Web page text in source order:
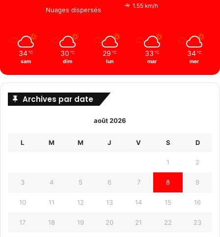
Nuages ​​dispersés
1.55 km/h
34 ℃
sam
30 ℃
dim
29 ℃
lun
33 ℃
mar
34 ℃
mer
Archives par date
août 2026
L M M J V S D
1 2
3 4 5 6 7 8 9
10 11 12 13 14 15 16
17 18 19 20 21 22 23